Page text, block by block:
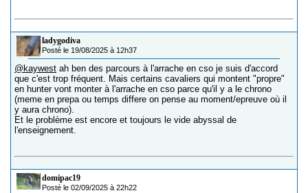
ladygodiva
Posté le 19/08/2025 à 12h37
@kaywest ah ben des parcours à l'arrache en cso je suis d'accord
que c'est trop fréquent. Mais certains cavaliers qui montent "propre"
en hunter vont monter à l'arrache en cso parce qu'il y a le chrono
(meme en prepa ou temps differe on pense au moment/epreuve où il
y aura chrono).
Et le problème est encore et toujours le vide abyssal de
l'enseignement.
domipac19
Posté le 02/09/2025 à 22h22